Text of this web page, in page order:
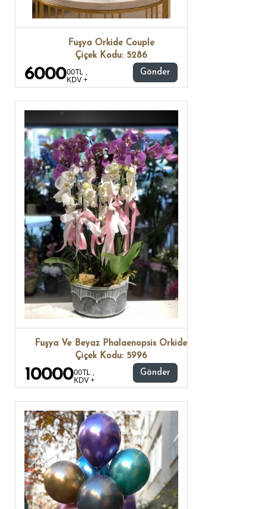
Fuşya Orkide Couple
Çiçek Kodu: 5286
600000TL ,
KDV +
Gönder
Fuşya Ve Beyaz Phalaenopsis Orkide
Çiçek Kodu: 5996
1000000TL ,
KDV +
Gönder